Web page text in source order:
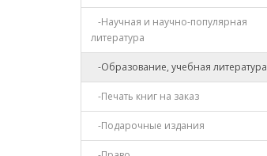
-Научная и научно-популярная
литература
-Образование, учебная литература
-Печать книг на заказ
-Подарочные издания